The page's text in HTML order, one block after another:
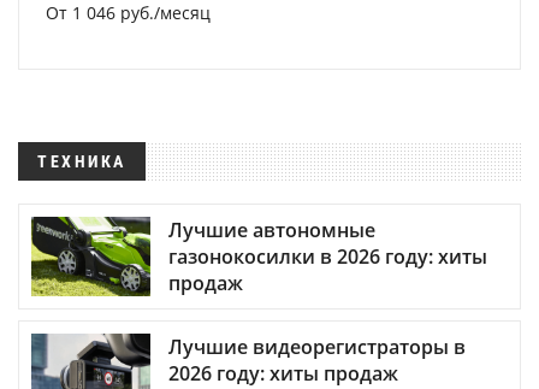
От 1 046 руб./месяц
ТЕХНИКА
Лучшие автономные
газонокосилки в 2026 году: хиты
продаж
Лучшие видеорегистраторы в
2026 году: хиты продаж